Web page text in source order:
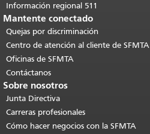
Información regional 511
Mantente conectado
Quejas por discriminación
Centro de atención al cliente de SFMTA
Oficinas de SFMTA
Contáctanos
Sobre nosotros
Junta Directiva
Carreras profesionales
Cómo hacer negocios con la SFMTA